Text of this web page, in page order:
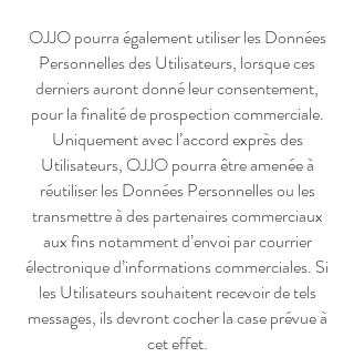
OJJO pourra également utiliser les Données
Personnelles des Utilisateurs, lorsque ces
derniers auront donné leur consentement,
pour la finalité de prospection commerciale.
Uniquement avec l’accord exprès des
Utilisateurs, OJJO pourra être amenée à
réutiliser les Données Personnelles ou les
transmettre à des partenaires commerciaux
aux fins notamment d’envoi par courrier
électronique d’informations commerciales. Si
les Utilisateurs souhaitent recevoir de tels
messages, ils devront cocher la case prévue à
cet effet.